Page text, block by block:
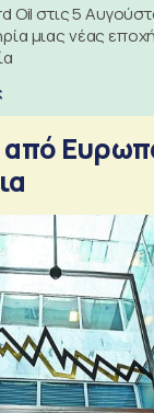
Oil στις 5
μιας νέας